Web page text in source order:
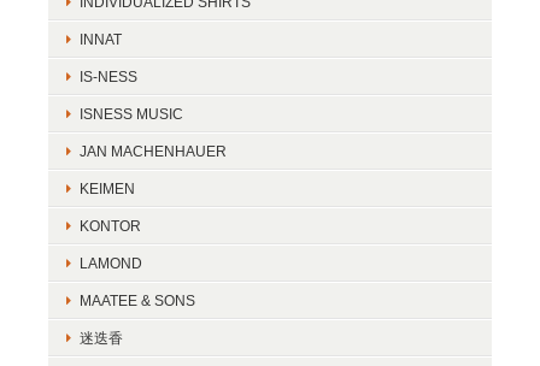
INNAT
IS-NESS
ISNESS MUSIC
JAN MACHENHAUER
KEIMEN
KONTOR
LAMOND
MAATEE & SONS
迷迭香